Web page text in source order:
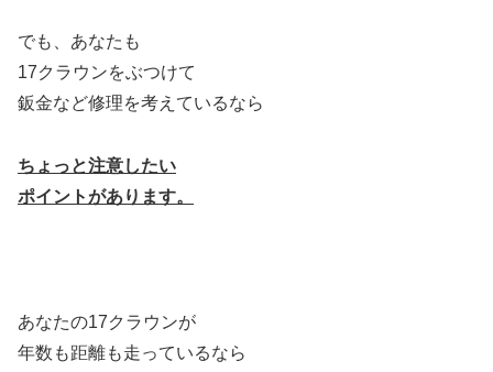
でも、あなたも
17クラウンをぶつけて
鈑金など修理を考えているなら
ちょっと注意したい
ポイントがあります。
あなたの17クラウンが
年数も距離も走っているなら